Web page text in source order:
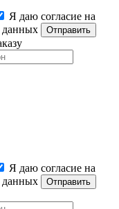
Я даю согласие на
данных
Я даю согласие на
данных